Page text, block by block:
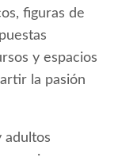
figuras de
y espacios
la pasión
adultos